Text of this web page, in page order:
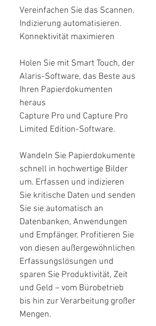
Vereinfachen Sie das Scannen.
Indizierung automatisieren.
Konnektivität maximieren
Holen Sie mit Smart Touch, der
Alaris-Software, das Beste aus
Ihren Papierdokumenten
heraus
Capture Pro und Capture Pro
Limited Edition-Software.
Wandeln Sie Papierdokumente
schnell in hochwertige Bilder
um. Erfassen und indizieren
Sie kritische Daten und senden
Sie sie automatisch an
Datenbanken, Anwendungen
und Empfänger. Profitieren Sie
von diesen außergewöhnlichen
Erfassungslösungen und
sparen Sie Produktivität, Zeit
und Geld – vom Bürobetrieb
bis hin zur Verarbeitung großer
Mengen.